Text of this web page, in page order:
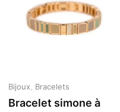
Bijoux Bracelets
Bracelet simone à